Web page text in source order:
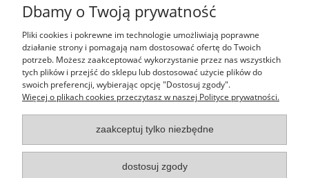
Pomoc
Moje konto
Płatności i dostawa
Informacje
O nas
Dbamy o Twoją prywatność
Pliki cookies i pokrewne im technologie umożliwiają poprawne
działanie strony i pomagają nam dostosować ofertę do Twoich
potrzeb. Możesz zaakceptować wykorzystanie przez nas wszystkich
tych plików i przejść do sklepu lub dostosować użycie plików do
swoich preferencji, wybierając opcję "Dostosuj zgody".
Więcej o plikach cookies przeczytasz w naszej Polityce prywatności.
zaakceptuj tylko niezbędne
dostosuj zgody